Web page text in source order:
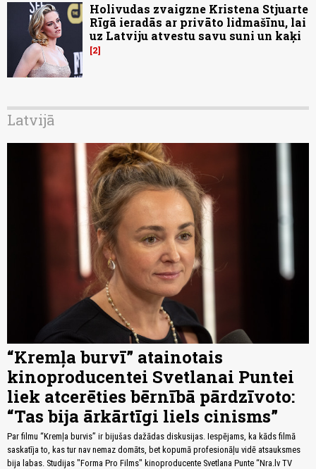
Holivudas zvaigzne Kristena Stjuarte
Rīgā ieradās ar privāto lidmašīnu, lai
uz Latviju atvestu savu suni un kaķi
2
Latvijā
“Kremļa burvī” atainotais
kinoproducentei Svetlanai Puntei
liek atcerēties bērnībā pārdzīvoto:
“Tas bija ārkārtīgi liels cinisms”
Par filmu “Kremļa burvis” ir bijušas dažādas diskusijas. Iespējams, ka kāds filmā
saskatīja to, kas tur nav nemaz domāts, bet kopumā profesionāļu vidē atsauksmes
bija labas. Studijas "Forma Pro Films" kinoproducente Svetlana Punte “Nra.lv TV